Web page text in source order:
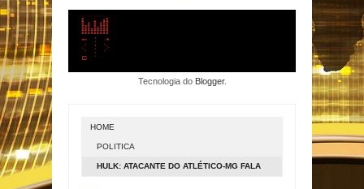
Tecnologia do Blogger.
HOME
POLITICA
HULK: ATACANTE DO ATLÉTICO-MG FALA